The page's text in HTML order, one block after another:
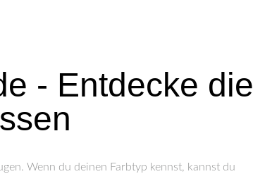
- Entdecke die
Wenn du deinen Farbtyp kennst, kannst du